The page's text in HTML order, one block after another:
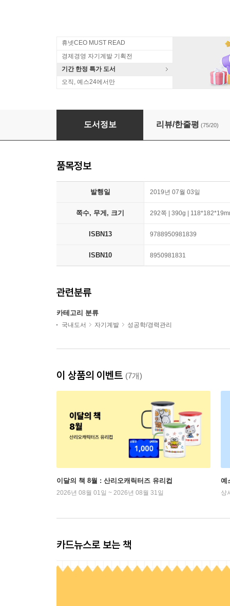
휴넷CEO MUST READ
경제경영 자기계발 기획전
기간 한정 특가 도서
오직, 예스24에서만
미치지 않고서야
도서정보 리뷰/한줄평 (75/20)
품목정보
발행일 2019년 07월 03일
쪽수, 무게, 크기 292쪽 | 390g |
ISBN13 9788950981839
ISBN10 8950981831
관련분류
카테고리 분류
국내도서 자기계발 성공학/경력관리
이 상품의 이벤트 (7개)
이달의 책 8월 : 산리오캐릭터즈 유리컵
2026년 08월 01일 ~ 2026년 08월 31일
예
상
카드뉴스로 보는 책